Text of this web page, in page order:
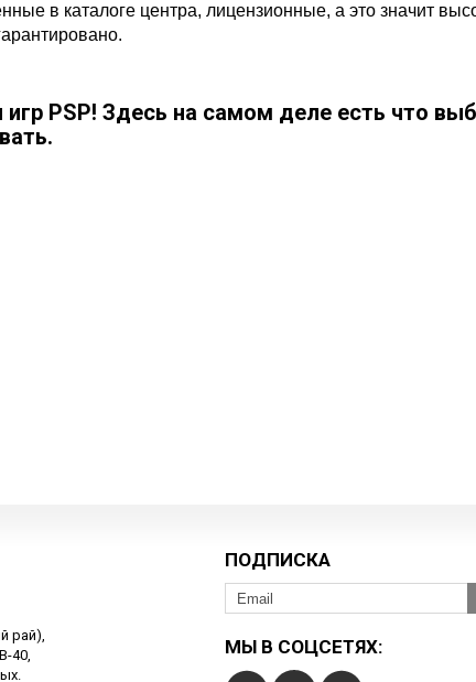
в каталоге центра, лицензионные, а это значит
PSP! Здесь на самом деле есть что
рай),
40,
ПОДПИСКА
МЫ В СОЦСЕТЯХ: